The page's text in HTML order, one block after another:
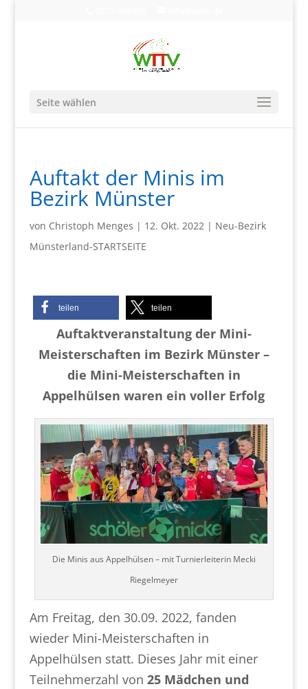
Seite wählen
Auftakt der Minis im
Bezirk Münster
von Christoph Menges | 12. Okt. 2022| Neu-Bezirk
Münsterland-STARTSEITE
teilen teilen
Auftaktveranstaltung der Mini-
Meisterschaften im Bezirk Münster –
die Mini-Meisterschaften in
Appelhülsen waren ein voller Erfolg
Die Minis aus Appelhülsen – mit Turnierleiterin Mecki
Riegelmeyer
Am Freitag, den 30.09. 2022, fanden
wieder Mini-Meisterschaften in
Appelhülsen statt. Dieses Jahr mit einer
Teilnehmerzahl von 25 Mädchen und